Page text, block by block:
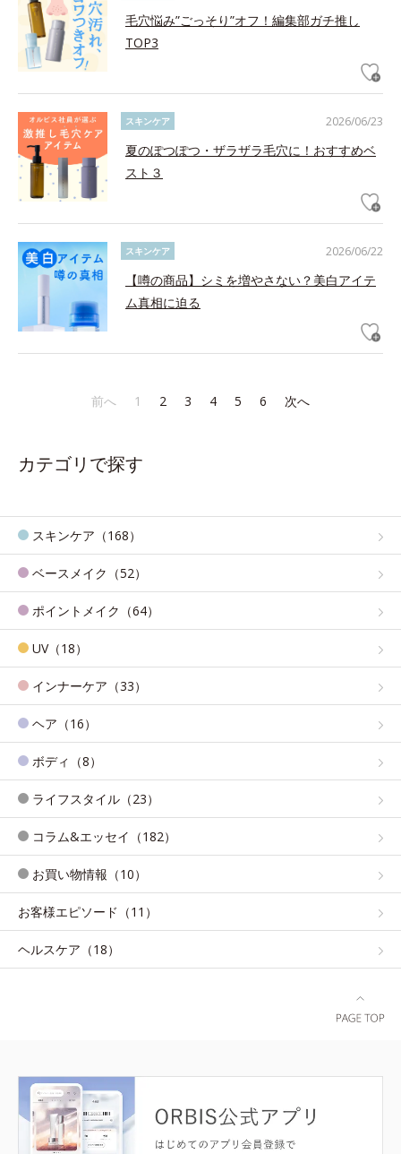
毛穴悩み”ごっそり”オフ！編集部ガチ推し
TOP3
2026/06/23
スキンケア
夏のぽつぽつ・ザラザラ毛穴に！おすすめベ
スト３
2026/06/22
スキンケア
【噂の商品】シミを増やさない？美白アイテ
ム真相に迫る
前へ 1 2 3 4 5 6 次へ
カテゴリで探す
スキンケア（168）
ベースメイク（52）
ポイントメイク（64）
UV（18）
インナーケア（33）
ヘア（16）
ボディ（8）
ライフスタイル（23）
コラム&エッセイ（182）
お買い物情報（10）
お客様エピソード（11）
ヘルスケア（18）